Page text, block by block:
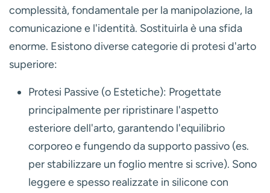
complessità, fondamentale per la manipolazione, la
comunicazione e l'identità. Sostituirla è una sfida
enorme. Esistono diverse categorie di protesi d'arto
superiore:
Protesi Passive (o Estetiche): Progettate
principalmente per ripristinare l'aspetto
esteriore dell'arto, garantendo l'equilibrio
corporeo e fungendo da supporto passivo (es.
per stabilizzare un foglio mentre si scrive). Sono
leggere e spesso realizzate in silicone con